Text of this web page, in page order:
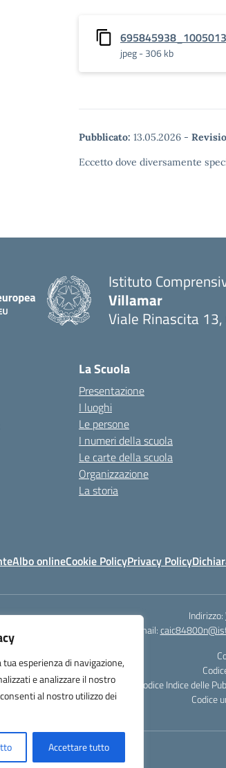
esperienza di navigazione,
e analizzare il nostro
al nostro utilizzo dei
Accettare tutto
jpeg - 306 kb
Pubblicato: 13.05.2026 -
Eccetto dove diversamente
Istituto
Villamar
Viale Rinascita
La Scuola
Presentazione
I luoghi
Le persone
I numeri della scuola
Le carte della scuola
Organizzazione
La storia
Albo onlineCookie PolicyPrivacy Policy
Indirizzo:
Email:
Codice Indice delle
Codice